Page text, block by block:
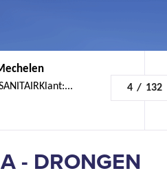
4 / 132
- DRONGEN